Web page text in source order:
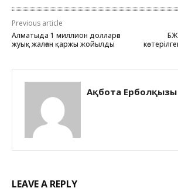
Previous article
Алматыда 1 миллион долларға
жуық жалған қаржы жойылды
Ақбота Ерболқызы
LEAVE A REPLY